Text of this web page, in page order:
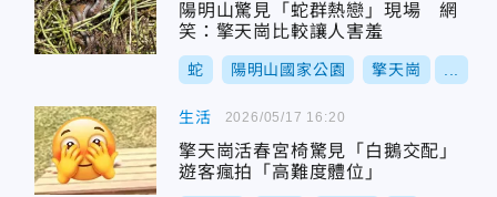
陽明山驚見「蛇群熱戀」現場 網
笑：擎天崗比較讓人害羞
蛇 陽明山國家公園 擎天崗
生活
擎天崗活春宮椅驚見「白鵝交配」
遊客瘋拍「高難度體位」
2026/05/17 16:20